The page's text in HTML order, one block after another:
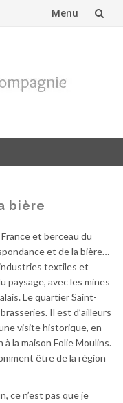
Menu
bière
et berceau du
et de la bière…
textiles et
paysage, avec les mines
Le quartier Saint-
Il est d’ailleurs
visite historique, en
la maison Folie Moulins.
être de la région
ce n’est pas que je